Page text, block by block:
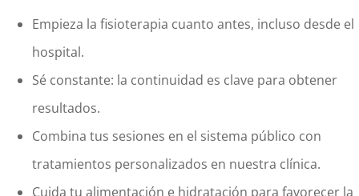
Empieza la fisioterapia cuanto antes, incluso desde el
hospital.
Sé constante: la continuidad es clave para obtener
resultados.
Combina tus sesiones en el sistema público con
tratamientos personalizados en nuestra clínica.
Cuida tu alimentación e hidratación para favorecer la